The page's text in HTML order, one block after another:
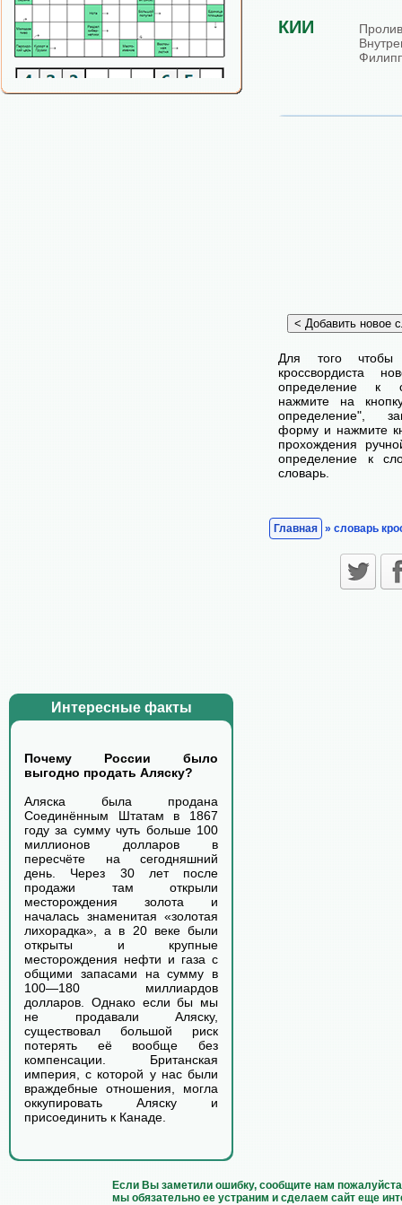
Интересные факты
Почему России было
выгодно продать Аляску?
Аляска была продана
Соединённым Штатам в 1867
году за сумму чуть больше 100
миллионов долларов в
пересчёте на сегодняшний
день. Через 30 лет после
продажи там открыли
месторождения золота и
началась знаменитая «золотая
лихорадка», а в 20 веке были
открыты и крупные
месторождения нефти и газа с
общими запасами на сумму в
100—180 миллиардов
долларов. Однако если бы мы
не продавали Аляску,
существовал большой риск
потерять её вообще без
компенсации. Британская
империя, с которой у нас были
враждебные отношения, могла
оккупировать Аляску и
присоединить к Канаде.
КИИ
Для того чтобы
кроссвордиста
определение к
нажмите на
определение",
форму и нажмите
прохождения
определение к
словарь.
Главная » словарь
Если Вы заметили ошибку, сообщите нам
мы обязательно ее устраним и сделаем сайт еще